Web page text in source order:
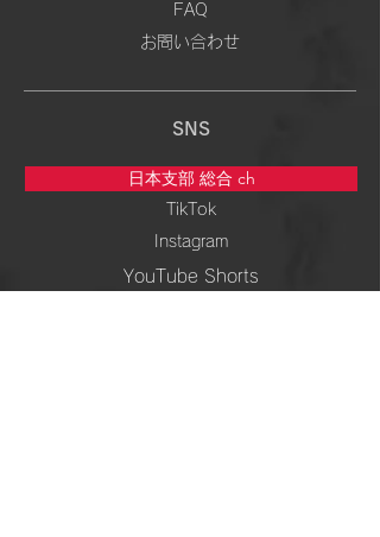
FAQ
お問い合わせ
SNS
日本支部 総合 ch
TikTok
Instagram
YouTube Shorts